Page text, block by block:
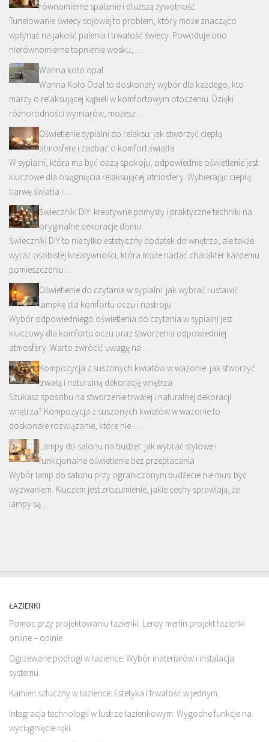
równomierne spalanie i dłuższą żywotność
Tunelowanie świecy sojowej to problem, który może znacząco
wpłynąć na jakość palenia i trwałość świecy. Powoduje ono
nierównomierne topnienie wosku, …
Wanna koło opal
Wanna Koło Opal to doskonały wybór dla każdego, kto
marzy o relaksującej kąpieli w komfortowym otoczeniu. Dzięki
różnorodności wymiarów, możesz …
Oświetlenie sypialni do relaksu: jak stworzyć ciepłą
atmosferę i zadbać o komfort światła
W sypialni, która ma być oazą spokoju, odpowiednie oświetlenie jest
kluczowe dla osiągnięcia relaksującej atmosfery. Wybierając ciepłą
barwę światła i …
Świeczniki DIY: kreatywne pomysły i praktyczne techniki na
oryginalne dekoracje domu
Świeczniki DIY to nie tylko estetyczny dodatek do wnętrza, ale także
wyraz osobistej kreatywności, która może nadać charakter każdemu
pomieszczeniu. …
Oświetlenie do czytania w sypialni: jak wybrać i ustawić
lampkę dla komfortu oczu i nastroju
Wybór odpowiedniego oświetlenia do czytania w sypialni jest
kluczowy dla komfortu oczu oraz stworzenia odpowiedniej
atmosfery. Warto zwrócić uwagę na …
Kompozycja z suszonych kwiatów w wazonie: jak stworzyć
trwałą i naturalną dekorację wnętrza
Szukasz sposobu na stworzenie trwałej i naturalnej dekoracji
wnętrza? Kompozycja z suszonych kwiatów w wazonie to
doskonałe rozwiązanie, które nie …
Lampy do salonu na budżet: jak wybrać stylowe i
funkcjonalne oświetlenie bez przepłacania
Wybór lamp do salonu przy ograniczonym budżecie nie musi być
wyzwaniem. Kluczem jest zrozumienie, jakie cechy sprawiają, że
lampy są …
ŁAZIENKI
Pomoc przy projektowaniu łazienki. Leroy merlin projekt łazienki
online – opinie
Ogrzewane podłogi w łazience: Wybór materiałów i instalacja
systemu.
Kamień sztuczny w łazience: Estetyka i trwałość w jednym.
Integracja technologii w lustrze łazienkowym: Wygodne funkcje na
wyciągnięcie ręki.